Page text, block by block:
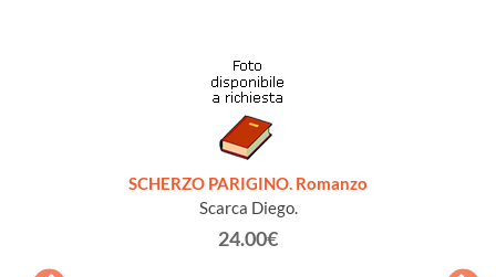
SCHERZO PARIGINO. Romanzo
Scarca Diego.
24.00€